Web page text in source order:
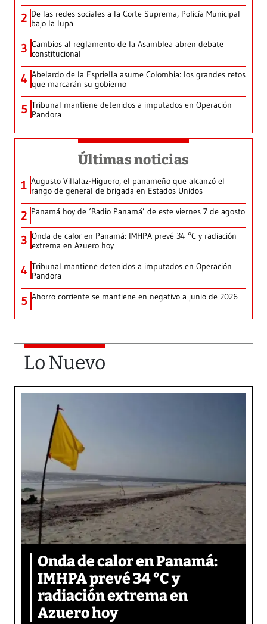
2 De las redes sociales a la Corte Suprema, Policía Municipal
bajo la lupa
3 Cambios al reglamento de la Asamblea abren debate
constitucional
4 Abelardo de la Espriella asume Colombia: los grandes retos
que marcarán su gobierno
5 Tribunal mantiene detenidos a imputados en Operación
Pandora
Últimas noticias
1 Augusto Villalaz-Higuero, el panameño que alcanzó el
rango de general de brigada en Estados Unidos
2 Panamá hoy de ‘Radio Panamá’ de este viernes 7 de agosto
3 Onda de calor en Panamá: IMHPA prevé 34 °C y radiación
extrema en Azuero hoy
4 Tribunal mantiene detenidos a imputados en Operación
Pandora
5 Ahorro corriente se mantiene en negativo a junio de 2026
Lo Nuevo
Onda de calor en Panamá:
IMHPA prevé 34 °C y
radiación extrema en
Azuero hoy